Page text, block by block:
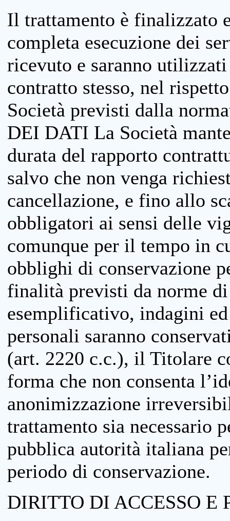
Il trattamento è finalizzato
completa esecuzione dei
ricevuto e saranno
contratto stesso, nel
Società previsti dalla
DEI DATI La Società
durata del rapporto
salvo che non venga
cancellazione, e fino allo
obbligatori ai sensi delle
comunque per il tempo in
obblighi di conservazione
finalità previsti da norme
esemplificativo, indagini
personali saranno
(art. 2220 c.c.), il Titolare
forma che non consenta
anonimizzazione
trattamento sia necessario
pubblica autorità italiana
periodo di conservazione.
DIRITTO DI ACCESSO